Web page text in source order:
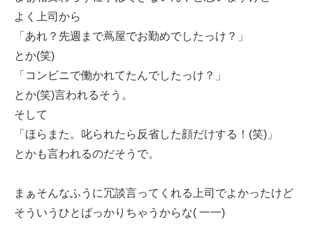
よく上司から
「あれ？先週まで蔦屋でお勤めでしたっけ？」
とか(笑)
「コンビニで働かれてたんでしたっけ？」
とか(笑)言われるそう。
そして
「ほらまた。叱られたら反省した顔だけする！(笑)」
とかも言われるのだそうで。
まぁそんなふうに冗談言ってくれる上司でよかったけど
そういうひとばっかりちゃうからな( 一一)